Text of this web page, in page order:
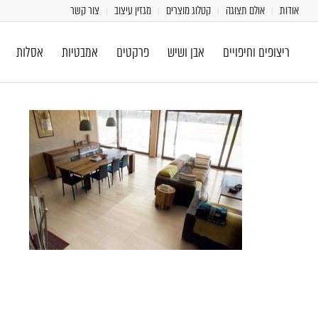
אודות אולם תצוגה קטלוג מוצרים מגזין עיצוב צור קשר
ריצופים וחיפויים אבן ושיש פרקטים אמבטיות אסלות